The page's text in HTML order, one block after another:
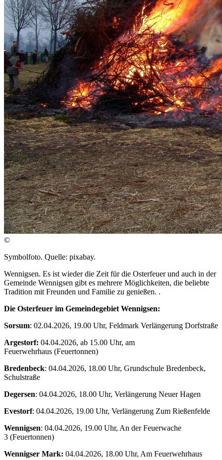
©
Symbolfoto. Quelle: pixabay.
Wennigsen. Es ist wieder die Zeit für die Osterfeuer und auch in der
Gemeinde Wennigsen gibt es mehrere Möglichkeiten, die beliebte
Tradition mit Freunden und Familie zu genießen. .
Die Osterfeuer im Gemeindegebiet Wennigsen:
Sorsum: 02.04.2026, 19.00 Uhr, Feldmark Verlängerung Dorfstraße
Argestorf: 04.04.2026, ab 15.00 Uhr, am
Feuerwehrhaus (Feuertonnen)
Bredenbeck: 04.04.2026, 18.00 Uhr, Grundschule Bredenbeck,
Schulstraße
Degersen: 04.04.2026, 18.00 Uhr, Verlängerung Neuer Hagen
Evestorf: 04.04.2026, 19.00 Uhr, Verlängerung Zum Rießenfelde
Wennigsen: 04.04.2026, 19.00 Uhr, An der Feuerwache
3 (Feuertonnen)
Wennigser Mark: 04.04.2026, 18.00 Uhr, Am Feuerwehrhaus